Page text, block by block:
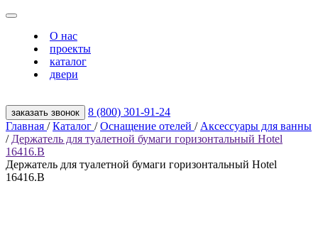
О нас
проекты
каталог
двери
заказать звонок
8 (800) 301‑91‑24
Главная / Каталог / Оснащение отелей / Аксессуары для ванны
/ Держатель для туалетной бумаги горизонтальный Hotel
16416.B
Держатель для туалетной бумаги горизонтальный Hotel
16416.B